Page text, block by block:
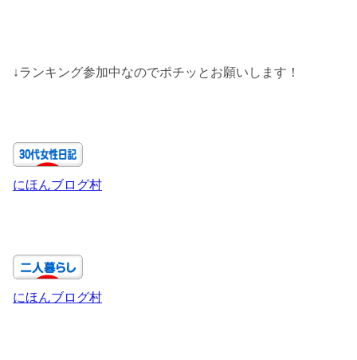
↓ランキング参加中なのでポチッとお願いします！
にほんブログ村
にほんブログ村